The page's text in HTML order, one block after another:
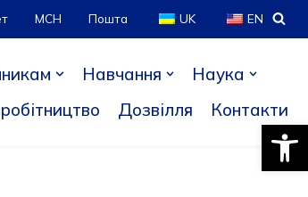
МСН Пошта UK EN
Навчання
Наука
Дозвілля Контакти